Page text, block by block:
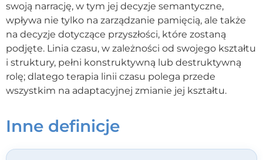
Dla specjalistów
Kontakt
Dołącz do portalu
swoją narrację, w tym jej decyzje semantyczne,
wpływa nie tylko na zarządzanie pamięcią, ale także
na decyzje dotyczące przyszłości, które zostaną
podjęte. Linia czasu, w zależności od swojego kształtu
i struktury, pełni konstruktywną lub destruktywną
rolę; dlatego terapia linii czasu polega przede
wszystkim na adaptacyjnej zmianie jej kształtu.
Inne definicje